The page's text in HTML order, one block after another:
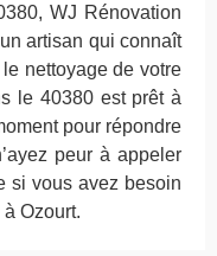
WJ Rénovation
artisan qui connaît
nettoyage de votre
le 40380 est prêt à
pour répondre
peur à appeler
si vous avez besoin
Ozourt.